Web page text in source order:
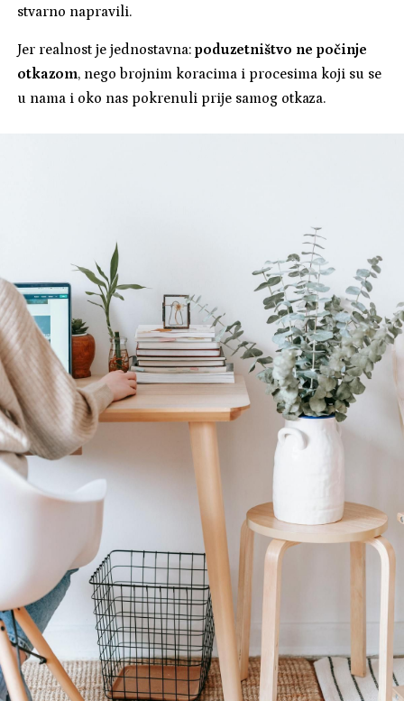
stvarno napravili.
Jer realnost je jednostavna:poduzetništvo ne počinje
otkazom, nego brojnim koracima i procesima koji su se
u nama i oko nas pokrenuli prije samog otkaza.